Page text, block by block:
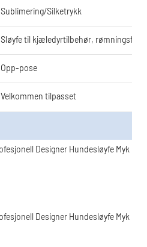
Sublimering/Silketrykk
Sløyfe til kjæledyrtilbehør, rømningsfri
Opp-pose
Velkommen tilpasset